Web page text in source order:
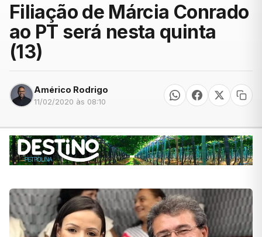
Filiação de Márcia Conrado
ao PT será nesta quinta
(13)
Américo Rodrigo
11/02/2020 às 08:10